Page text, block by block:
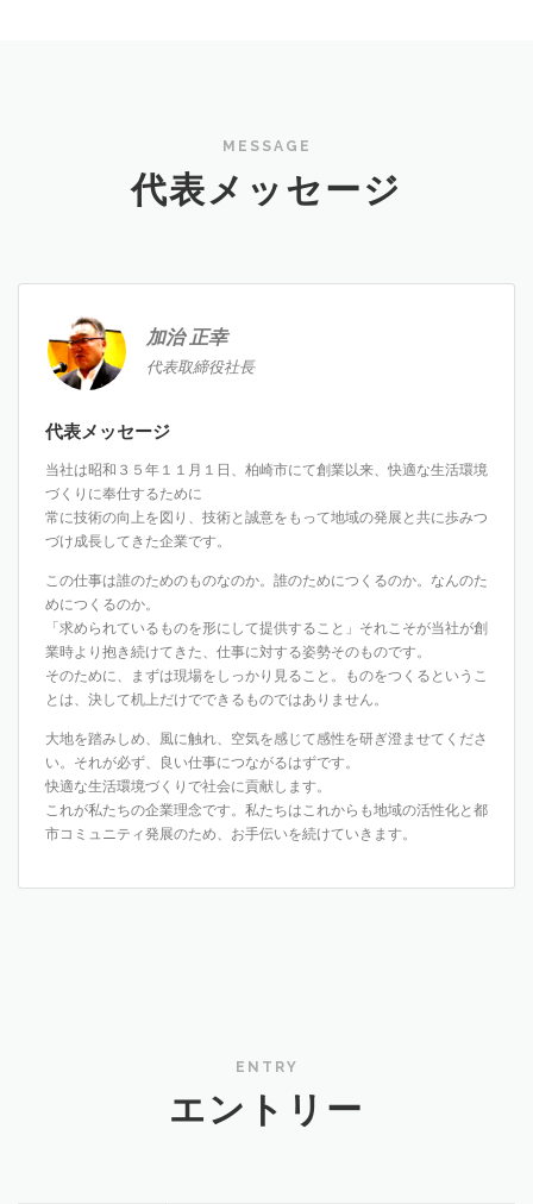
MESSAGE
代表メッセージ
加治 正幸
代表取締役社長
代表メッセージ
当社は昭和３５年１１月１日、柏崎市にて創業以来、快適な生活環境
づくりに奉仕するために
常に技術の向上を図り、技術と誠意をもって地域の発展と共に歩みつ
づけ成長してきた企業です。
この仕事は誰のためのものなのか。誰のためにつくるのか。なんのた
めにつくるのか。
「求められているものを形にして提供すること」それこそが当社が創
業時より抱き続けてきた、仕事に対する姿勢そのものです。
そのために、まずは現場をしっかり見ること。ものをつくるというこ
とは、決して机上だけでできるものではありません。
大地を踏みしめ、風に触れ、空気を感じて感性を研ぎ澄ませてくださ
い。それが必ず、良い仕事につながるはずです。
快適な生活環境づくりで社会に貢献します。
これが私たちの企業理念です。私たちはこれからも地域の活性化と都
市コミュニティ発展のため、お手伝いを続けていきます。
ENTRY
エントリー